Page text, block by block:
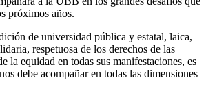
próximos años.
de universidad pública y estatal, laica,
respetuosa de los derechos de las
la equidad en todas sus manifestaciones, es
debe acompañar en todas las dimensiones